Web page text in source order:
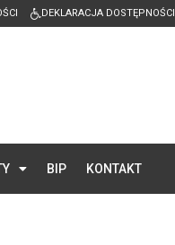
DEKLARACJA DOSTĘPNOŚCI
BIP KONTAKT